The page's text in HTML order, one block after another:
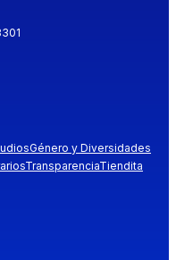
Género y Diversidades
TransparenciaTiendita